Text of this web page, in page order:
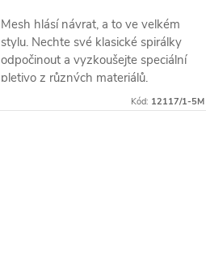
Mesh hlásí návrat, a to ve velkém
stylu. Nechte své klasické spirálky
odpočinout a vyzkoušejte speciální
pletivo z různých materiálů.
Kód: 12117/1-5M